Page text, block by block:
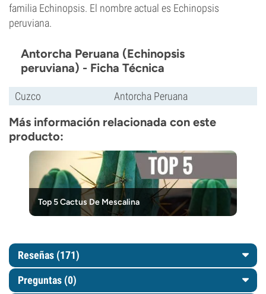
familia Echinopsis. El nombre actual es Echinopsis
peruviana.
Antorcha Peruana (Echinopsis
peruviana) - Ficha Técnica
Cuzco Antorcha Peruana
Más información relacionada con este
producto:
Top 5 Cactus De Mescalina
Reseñas (171)
Preguntas (0)